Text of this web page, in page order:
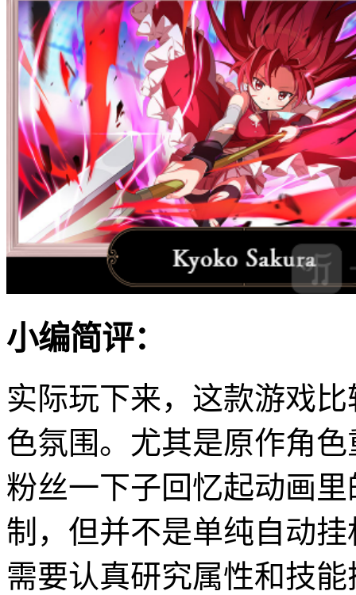
小编简评：
实际玩下来，这款游戏
色氛围。尤其是原作角
粉丝一下子回忆起动画
制，但并不是单纯自动
需要认真研究属性和技